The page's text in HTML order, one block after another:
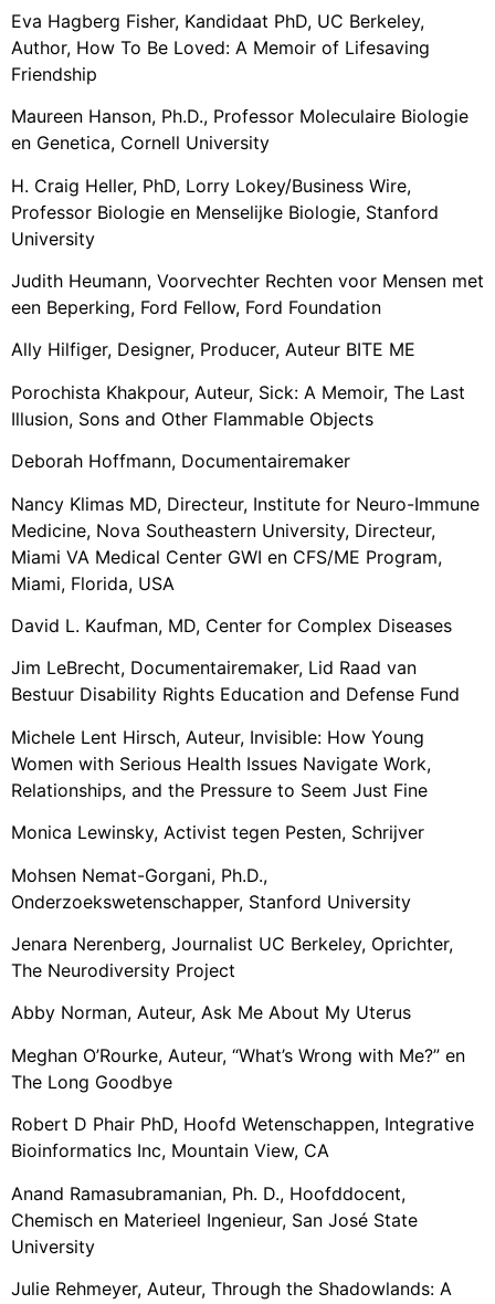
Eva Hagberg Fisher, Kandidaat PhD, UC Berkeley,
Author, How To Be Loved: A Memoir of Lifesaving
Friendship
Maureen Hanson, Ph.D., Professor Moleculaire Biologie
en Genetica, Cornell University
H. Craig Heller, PhD, Lorry Lokey/Business Wire,
Professor Biologie en Menselijke Biologie, Stanford
University
Judith Heumann, Voorvechter Rechten voor Mensen met
een Beperking, Ford Fellow, Ford Foundation
Ally Hilfiger, Designer, Producer, Auteur BITE ME
Porochista Khakpour, Auteur, Sick: A Memoir, The Last
Illusion, Sons and Other Flammable Objects
Deborah Hoffmann, Documentairemaker
Nancy Klimas MD, Directeur, Institute for Neuro-Immune
Medicine, Nova Southeastern University, Directeur,
Miami VA Medical Center GWI en CFS/ME Program,
Miami, Florida, USA
David L. Kaufman, MD, Center for Complex Diseases
Jim LeBrecht, Documentairemaker, Lid Raad van
Bestuur Disability Rights Education and Defense Fund
Michele Lent Hirsch, Auteur, Invisible: How Young
Women with Serious Health Issues Navigate Work,
Relationships, and the Pressure to Seem Just Fine
Monica Lewinsky, Activist tegen Pesten, Schrijver
Mohsen Nemat-Gorgani, Ph.D.,
Onderzoekswetenschapper, Stanford University
Jenara Nerenberg, Journalist UC Berkeley, Oprichter,
The Neurodiversity Project
Abby Norman, Auteur, Ask Me About My Uterus
Meghan O’Rourke, Auteur, “What’s Wrong with Me?” en
The Long Goodbye
Robert D Phair PhD, Hoofd Wetenschappen, Integrative
Bioinformatics Inc, Mountain View, CA
Anand Ramasubramanian, Ph. D., Hoofddocent,
Chemisch en Materieel Ingenieur, San José State
University
Julie Rehmeyer, Auteur, Through the Shadowlands: A